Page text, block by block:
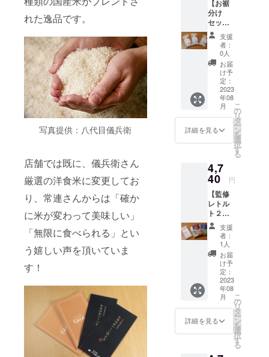
れた逸品です。
写真提供：八代目儀兵衛
店舗では既に、儀兵衛さん
厳選の洋食米に変更してお
り、常連さんからは「確か
に米が変わって美味しい」
「無限に食べられる」とい
う嬉しい声を頂いていま
す！
お召し
上がり
いただ
ける期
間とし
て、 精
米年月
日より
75日以
内をお
すすめ
してお
す。
（真空
ため）
スに入
れてお
送りし
ます。
お米の
保存方
法 冷
暗所 お
米はお
野菜と
同じ生
鮮食品
のた
め、 明
いませ
ん。 お
いしく
お召し
上がり
いただ
ける期
間とし
て、 精
米年月
日より
75日以
内をお
すすめ
してお
す。
（真空
ザイン)
お米の
おいし
い炊き
方が書
いたパ
ンフ
レット
と 当店
パンフ
レット
とオリ
ジナル
レジ袋6
込み お
米の保
存方
法 冷
暗所 お
米はお
野菜と
同じ生
鮮食品
のた
め、 明
確な賞
味期限
はござ
いませ
ん。 お
いしく
【お裾
分け
セッ
ト 洋
食に合
うお
米】 洋
食に合
うお
米 お
米2合
300g
お茶碗
約4杯
分 …6
袋(国内
けNEW
デザイ
ン) お米
のおい
しい炊
き方が
書いた
パンフ
レット
と 当店
パンフ
レット
とオリ
ジナル
レジ袋6
枚付き
です。
支援
者：
0人
お届
け予
定：
2023
年08
月
詳細を見る
こ
の
リ
タ
ー
ン
を
選
択
す
る
4,7
40 円
【監修
レトル
ト２種×
洋食に
合うお
米 ギ
フト
ボック
ス付
き】 監
修レト
ルト
「ビー
フシ
チュー
」…１
支援
者：
1人
お届
け予
定：
2023
年08
月
詳細を見る
こ
の
リ
タ
ー
ン
を
選
択
す
る